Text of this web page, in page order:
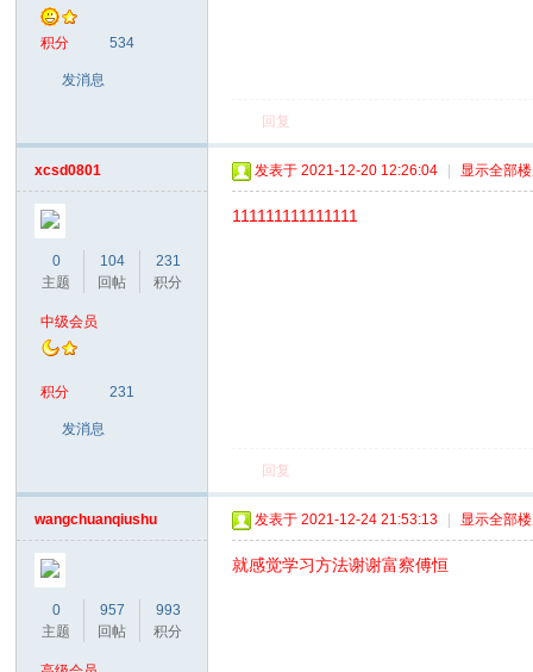
积分 534
发消息
回复
xcsd0801
0
主题
104
回帖
231
积分
中级会员
积分 231
发消息
发表于 2021-12-20 12:26:04 显示全部
111111111111111
回复
wangchuanqiushu
0
主题
957
回帖
993
积分
发表于 2021-12-24 21:53:13 显示全部
就感觉学习方法谢谢富察傅恒